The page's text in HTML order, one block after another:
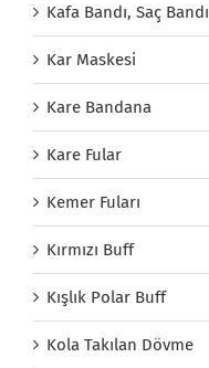
Kafa Bandı, Saç Bandı
Kar Maskesi
Kare Bandana
Kare Fular
Kemer Fuları
Kırmızı Buff
Kışlık Polar Buff
Kola Takılan Dövme